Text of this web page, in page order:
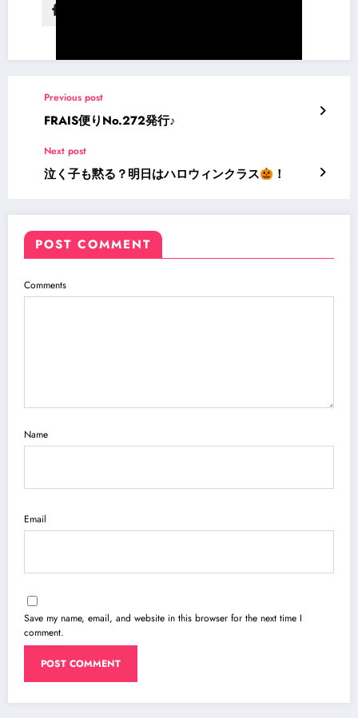
Previous post
FRAIS便りNo.272発行♪
Next post
泣く子も黙る？明日はハロウィンクラス ！
POST COMMENT
Comments
Name
Email
Save my name, email, and website in this browser for the next time I
comment.